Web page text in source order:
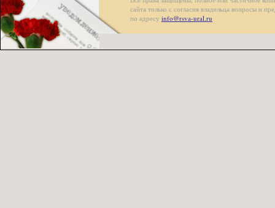
сайта только с согласия владельца вопросы и
по адресу info@rsva-ural.ru